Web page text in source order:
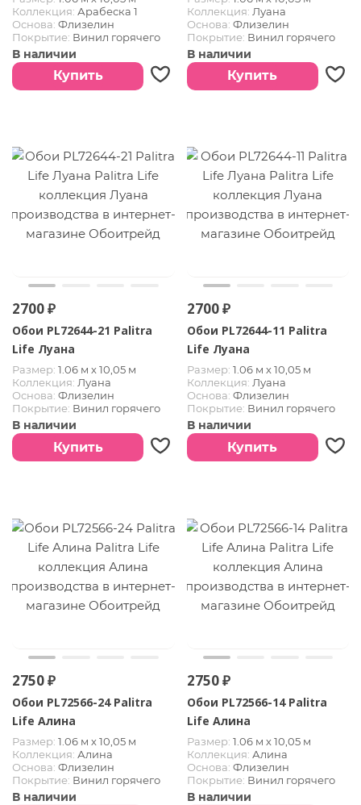
Коллекция: Арабеска 1
Основа: Флизелин
Покрытие: Винил горячего
тиснения
В наличии
Купить
Коллекция: Луана
Основа: Флизелин
Покрытие: Винил горячего
тиснения
В наличии
Купить
2700 ₽
Обои PL72644-21 Palitra
Life Луана
Размер: 1.06 м х 10,05 м
Коллекция: Луана
Основа: Флизелин
Покрытие: Винил горячего
тиснения
В наличии
Купить
2700 ₽
Обои PL72644-11 Palitra
Life Луана
Размер: 1.06 м х 10,05 м
Коллекция: Луана
Основа: Флизелин
Покрытие: Винил горячего
тиснения
В наличии
Купить
2750 ₽
Обои PL72566-24 Palitra
Life Алина
Размер: 1.06 м х 10,05 м
Коллекция: Алина
Основа: Флизелин
Покрытие: Винил горячего
тиснения
В наличии
2750 ₽
Обои PL72566-14 Palitra
Life Алина
Размер: 1.06 м х 10,05 м
Коллекция: Алина
Основа: Флизелин
Покрытие: Винил горячего
тиснения
В наличии